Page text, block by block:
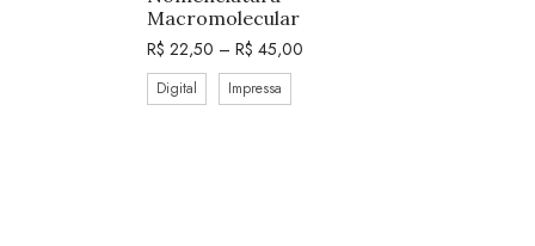
Macromolecular
R$ 22,50 – R$ 45,00
Digital Impressa